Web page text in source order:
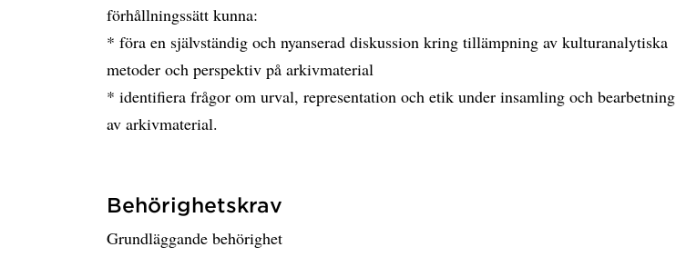
förhållningssätt kunna:
* föra en självständig och nyanserad diskussion kring tillämpning av kulturanalytiska
metoder och perspektiv på arkivmaterial
* identifiera frågor om urval, representation och etik under insamling och bearbetning
av arkivmaterial.
Behörighetskrav
Grundläggande behörighet